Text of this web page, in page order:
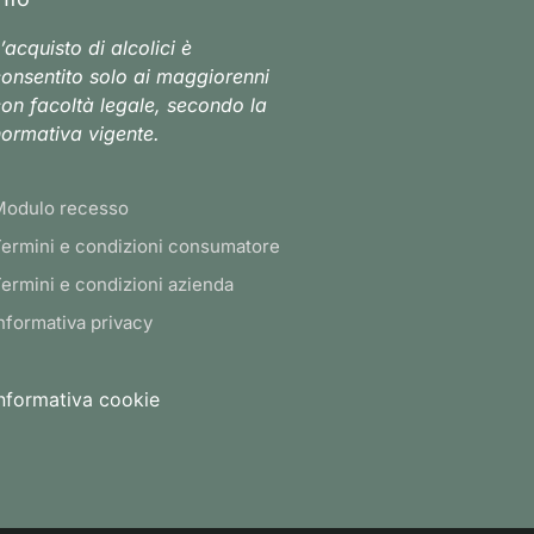
di alcolici è
solo ai maggiorenni
facoltà legale, secondo la
vigente.
recesso
e condizioni consumatore
e condizioni azienda
privacy
cookie